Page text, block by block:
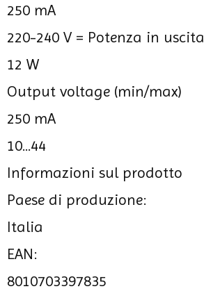
250 mA
220-240 V = Potenza in uscita
12 W
Output voltage (min/max)
250 mA
10...44
Informazioni sul prodotto
Paese di produzione:
Italia
EAN:
8010703397835